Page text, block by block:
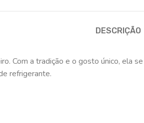
DESCRIÇÃO
Com a tradição e o gosto único, ela
refrigerante.